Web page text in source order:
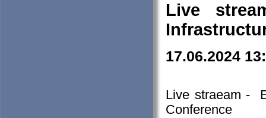
Live
17.06.2024
Live straeam -
Conference